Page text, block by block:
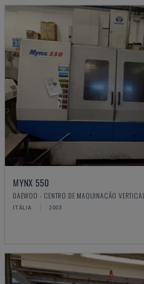
MYNX 550
DAEWOO - CENTRO DE MAQUINAÇÃO VERTICAL
ITÁLIA 2003